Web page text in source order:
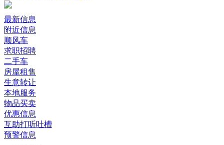
最新信息
附近信息
顺风车
求职招聘
二手车
房屋租售
生意转让
本地服务
物品买卖
优惠信息
互助打听吐槽
预警信息